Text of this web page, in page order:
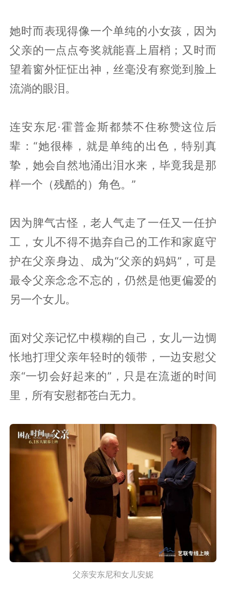
她时而表现得像一个单纯的小女孩，因为
父亲的一点点夸奖就能喜上眉梢；又时而
望着窗外怔怔出神，丝毫没有察觉到脸上
流淌的眼泪。
连安东尼·霍普金斯都禁不住称赞这位后
辈：“她很棒，就是单纯的出色，特别真
挚，她会自然地涌出泪水来，毕竟我是那
样一个（残酷的）角色。”
因为脾气古怪，老人气走了一任又一任护
工，女儿不得不抛弃自己的工作和家庭守
护在父亲身边、成为“父亲的妈妈”，可是
最令父亲念念不忘的，仍然是他更偏爱的
另一个女儿。
面对父亲记忆中模糊的自己，女儿一边惆
怅地打理父亲年轻时的领带，一边安慰父
亲“一切会好起来的”，只是在流逝的时间
里，所有安慰都苍白无力。
父亲安东尼和女儿安妮